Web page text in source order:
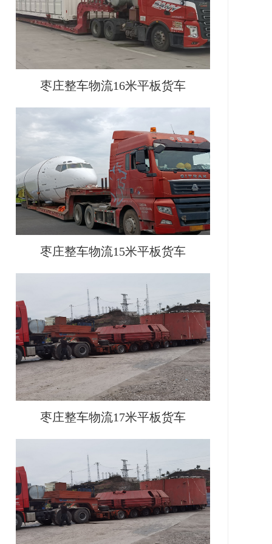
枣庄整车物流16米平板货车
枣庄整车物流15米平板货车
枣庄整车物流17米平板货车